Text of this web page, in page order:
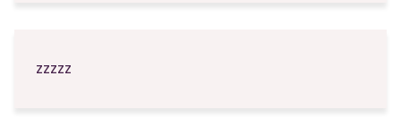
zzzzz